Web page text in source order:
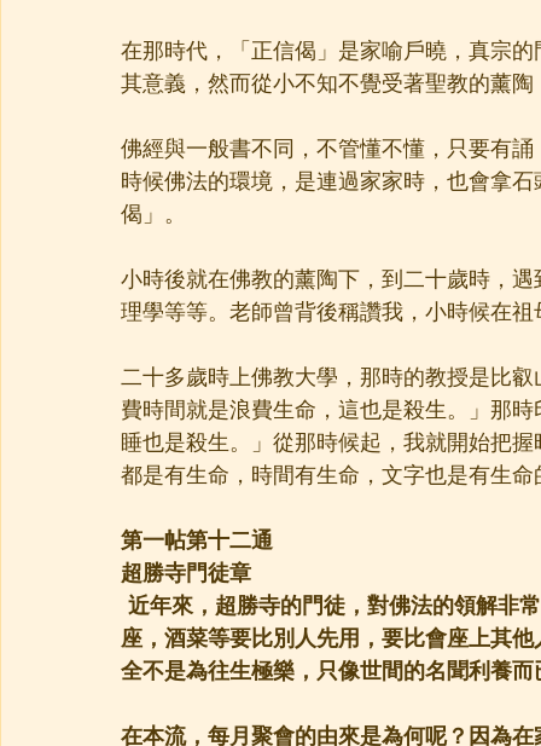
在那時代，「正信偈」是家喻戶曉，真宗
其意義，然而從小不知不覺受著聖教的薰陶
佛經與一般書不同，不管懂不懂，只要有
時候佛法的環境，是連過家家時，也會拿
偈」。
小時後就在佛教的薰陶下，到二十歲時，
理學等等。老師曾背後稱讚我，小時候在
二十多歲時上佛教大學，那時的教授是比
費時間就是浪費生命，這也是殺生。」那
睡也是殺生。」從那時候起，我就開始把
都是有生命，時間有生命，文字也是有生命
第一帖第十二通
超勝寺門徒章
近年來，超勝寺的門徒，對佛法的領解非
座，酒菜等要比別人先用，要比會座上其
全不是為往生極樂，只像世間的名聞利養而
在本流，每月聚會的由來是為何呢？因為